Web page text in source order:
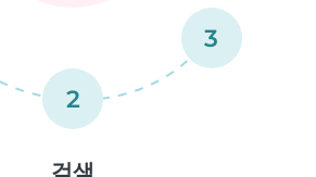
2
3
검색